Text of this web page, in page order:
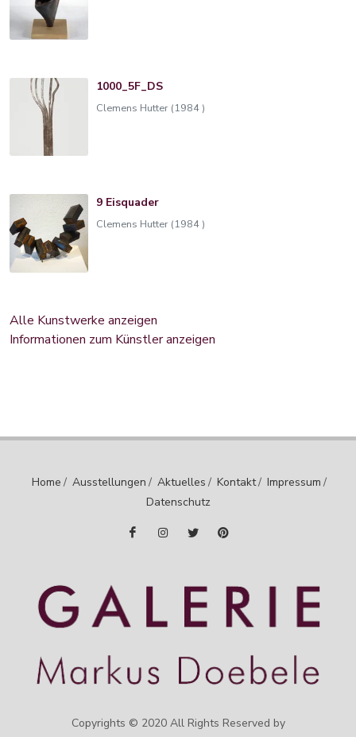
1000_5F_DS
Clemens Hutter (1984 )
9 Eisquader
Clemens Hutter (1984 )
Alle Kunstwerke anzeigen
Informationen zum Künstler anzeigen
Copyrights © 2020 All Rights Reserved by
Home / Ausstellungen / Aktuelles / Kontakt/ Impressum /
Datenschutz